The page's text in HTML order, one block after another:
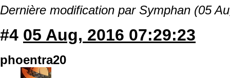
Dernière modification par Symphan (05
#4 05 Aug, 2016 07:29:23
phoentra20